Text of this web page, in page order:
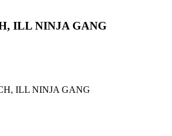
ILL NINJA GANG
ILL NINJA GANG